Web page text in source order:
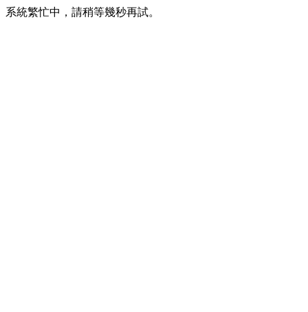
系統繁忙中，請稍等幾秒再試。